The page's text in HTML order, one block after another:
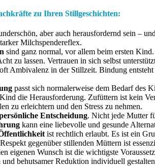
zu Ihren Stillgeschichten:
aber auch herausfordernd sein –
Milchspendereflex.
sind ganz normal, vor allem beim ersten
zu lassen. Vertrauen in sich selbst
Ambivalenz in der Stillzeit. Bindung
passt sich normalerweise dem Bedarf des
die Herausforderung. Zufüttern ist kein
zu erleichtern und den Stress zu nehmen.
Entscheidung. Nicht jede Mutter
kann eine liebevolle und gesunde
ist rechtlich erlaubt. Es ist ein
gegenüber stillenden Müttern ist
eigenen Wunsch ist die wichtigste
und behutsamer Reduktion individuell